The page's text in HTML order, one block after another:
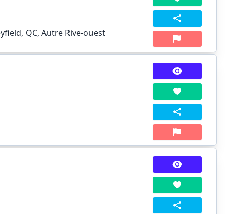
QC, Autre Rive-ouest